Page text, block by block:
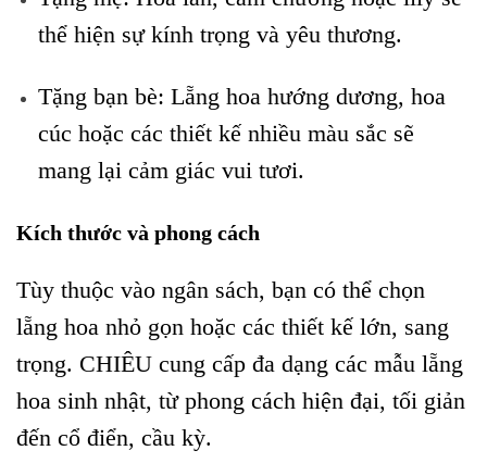
thể hiện sự kính trọng và yêu thương.
Tặng bạn bè: Lẵng hoa hướng dương, hoa
cúc hoặc các thiết kế nhiều màu sắc sẽ
mang lại cảm giác vui tươi.
Kích thước và phong cách
Tùy thuộc vào ngân sách, bạn có thể chọn
lẵng hoa nhỏ gọn hoặc các thiết kế lớn, sang
trọng. CHIÊU cung cấp đa dạng các mẫu lẵng
hoa sinh nhật, từ phong cách hiện đại, tối giản
đến cổ điển, cầu kỳ.